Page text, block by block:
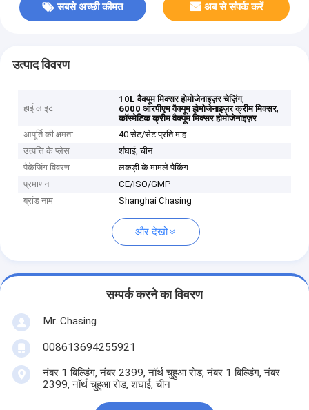
सबसे अच्छी कीमत अब से संपर्क करें
उत्पाद विवरण
हाई लाइट
10L वैक्यूम मिक्सर होमोजेनाइज़र चेज़िंग,
6000 आरपीएम वैक्यूम होमोजेनाइज़र क्रीम मिक्सर,
कॉस्मेटिक क्रीम वैक्यूम मिक्सर होमोजेनाइज़र
आपूर्ति की क्षमता
40 सेट/सेट प्रति माह
उत्पत्ति के प्लेस
शंघाई, चीन
पैकेजिंग विवरण
लकड़ी के मामले पैकिंग
प्रमाणन
CE/ISO/GMP
ब्रांड नाम
Shanghai Chasing
और देखो
सम्पर्क करने का विवरण
Mr. Chasing
008613694255921
नंबर 1 बिल्डिंग, नंबर 2399, नॉर्थ चुहुआ रोड, नंबर 1 बिल्डिंग, नंबर
2399, नॉर्थ चुहुआ रोड, शंघाई, चीन